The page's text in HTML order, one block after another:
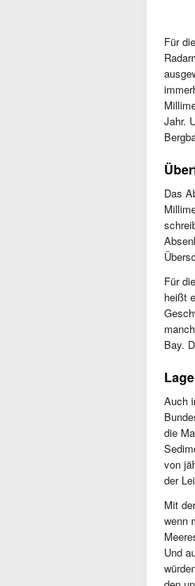
Für
Jahr.
Das
Für
heißt
Bay.
Auch
die
von
der
Mit
wenn
Und